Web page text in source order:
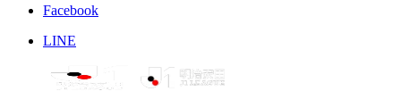
Facebook
LINE